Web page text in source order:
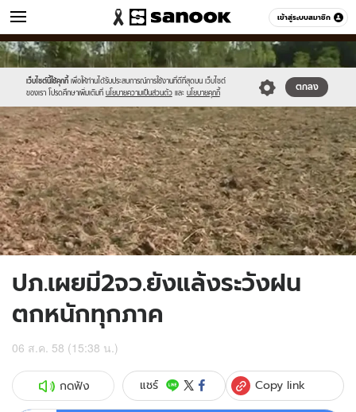
เข้าสู่ระบบสมาชิก
ข่าว หมวดอื่นๆ
เว็บไซต์นี้ใช้คุกกี้ เพื่อให้ท่านได้รับประสบการณ์การใช้งานที่ดีที่สุดบน เว็บไซต์
ของเรา โปรดศึกษาเพิ่มเติมที่ นโยบายความเป็นส่วนตัว และ นโยบายคุกกี้
ตกลง
Sanook
//s.isanook.com/sr/0/images/logo-
new-
sanook.png
600
60
//s.isanook.com/ns/0/ud/368/1843118/637230-
01.jpg
ปภ.เผยมี2จว.ยังแล้งระวังฝน
ตกหนักทุกภาค
06 ส.ค. 58 (15:38 น.)
กดฟัง แชร์ Copy link